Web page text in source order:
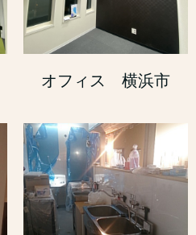
オフィス 横浜市